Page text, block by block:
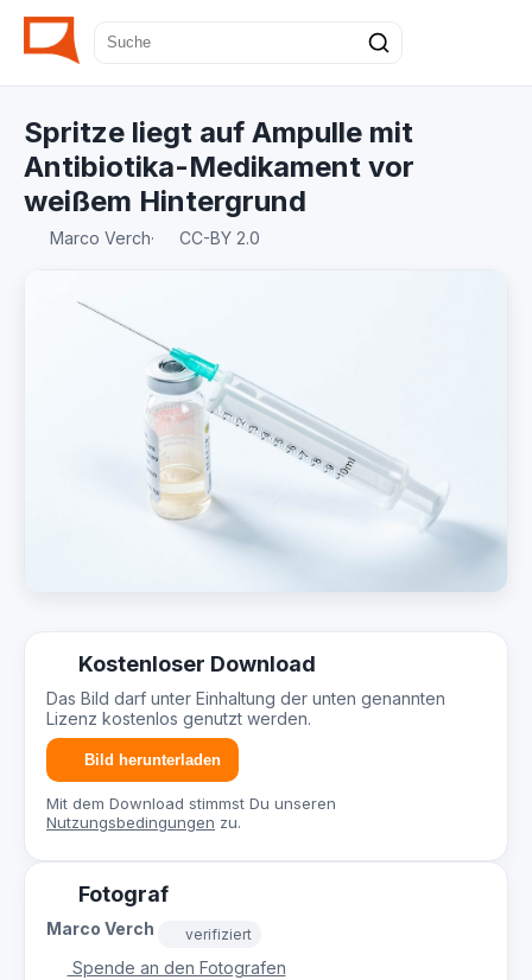
Spritze liegt auf Ampulle mit
Antibiotika-Medikament vor
weißem Hintergrund
Marco Verch· CC-BY 2.0
Kostenloser Download
Das Bild darf unter Einhaltung der unten genannten
Lizenz kostenlos genutzt werden.
Bild herunterladen
Mit dem Download stimmst Du unseren
Nutzungsbedingungen zu.
Fotograf
Marco Verch verifiziert
Spende an den Fotografen